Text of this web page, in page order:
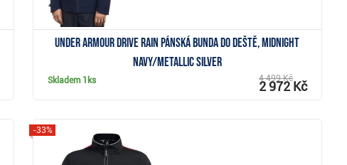
Under Armour Drive Rain pánská bunda do deště, midnight
navy/metallic silver
Skladem 1ks 4 499 Kč
2 972 Kč
-33%